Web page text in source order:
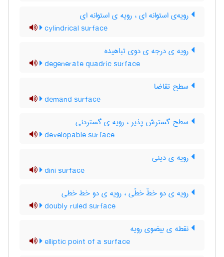
رویه‌ی استوانه ای ، رویه ی استوانه ای
cylindrical surface
رویه ی درجه ی دوی تباهیده
degenerate quadric surface
سطح تقاضا
demand surface
سطح گسترش پذیر ، رویه ی گستردنی
developable surface
رویه ی دینی
dini surface
رویه ی دو خطّ خطّی ، رویه ی دو خط خطی
doubly ruled surface
نقطه ی بیضوی رویه
elliptic point of a surface